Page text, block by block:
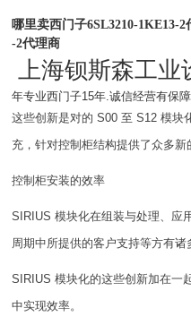
哪里卖西门子6SL3210-1KE13-2
-2代理商
上海钡斯森工业
年专业西门子15年.诚信经营有保
这些创新是对的 S00 至 S12 模块
充，针对控制柜结构提供了众多新
控制柜安装的效率
SIRIUS 模块化在组装与处理、应
周期中所提供的客户支持等方有诸
SIRIUS 模块化的这些创新加在一
中实现效率。